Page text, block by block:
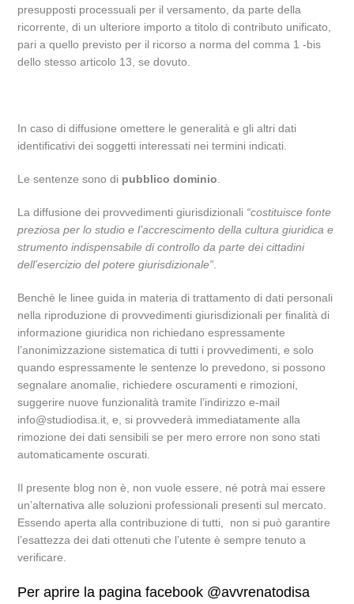
presupposti processuali per il versamento, da parte della
ricorrente, di un ulteriore importo a titolo di contributo unificato,
pari a quello previsto per il ricorso a norma del comma 1 -bis
dello stesso articolo 13, se dovuto.
In caso di diffusione omettere le generalità e gli altri dati
identificativi dei soggetti interessati nei termini indicati.
Le sentenze sono di pubblico dominio
La diffusione dei provvedimenti giurisdizionali “costituisce fonte
preziosa per lo studio e l’accrescimento della cultura giuridica e
strumento indispensabile di controllo da parte dei cittadini
dell’esercizio del potere giurisdizionale”
Benchè le linee guida in materia di trattamento di dati personali
nella riproduzione di provvedimenti giurisdizionali per finalità di
informazione giuridica non richiedano espressamente
l’anonimizzazione sistematica di tutti i provvedimenti, e solo
quando espressamente le sentenze lo prevedono, si possono
segnalare anomalie, richiedere oscuramenti e rimozioni,
suggerire nuove funzionalità tramite l’indirizzo e-mail
info@studiodisa.it, e, si provvederà immediatamente alla
rimozione dei dati sensibili se per mero errore non sono stati
automaticamente oscurati.
Il presente blog non è, non vuole essere, né potrà mai essere
un’alternativa alle soluzioni professionali presenti sul mercato.
Essendo aperta alla contribuzione di tutti, non si può garantire
l’esattezza dei dati ottenuti che l’utente è sempre tenuto a
verificare.
Per aprire la pagina facebook @avvrenatodisa